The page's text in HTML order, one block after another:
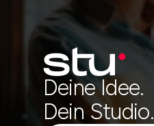
Deine Idee.
Dein Studio.